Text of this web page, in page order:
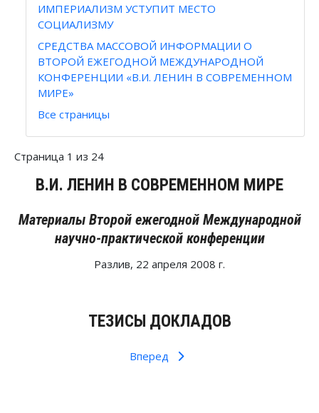
ИМПЕРИАЛИЗМ УСТУПИТ МЕСТО
СОЦИАЛИЗМУ
СРЕДСТВА МАССОВОЙ ИНФОРМАЦИИ О
ВТОРОЙ ЕЖЕГОДНОЙ МЕЖДУНАРОДНОЙ
КОНФЕРЕНЦИИ «В.И. ЛЕНИН В СОВРЕМЕННОМ
МИРЕ»
Все страницы
Страница 1 из 24
В.И. ЛЕНИН В СОВРЕМЕННОМ МИРЕ
Материалы Второй ежегодной Международной
научно-практической конференции
Разлив, 22 апреля 2008 г.
ТЕЗИСЫ ДОКЛАДОВ
Вперед